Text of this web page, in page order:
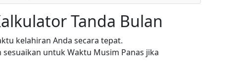
Tanda Bulan
kelahiran Anda secara tepat.
sesuaikan untuk Waktu Musim Panas jika